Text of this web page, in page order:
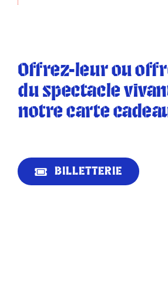
Offrez-leur ou
du spectacle
notre carte
BILLETTERIE